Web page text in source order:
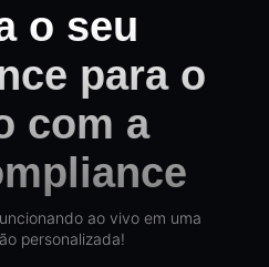
o seu
para o
com a
ao vivo em uma
personalizada!